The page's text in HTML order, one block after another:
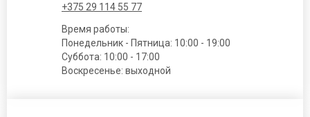
+375 29 114 55 77
Время работы:
Понедельник - Пятница: 10:00 - 19:00
Суббота: 10:00 - 17:00
Воскресенье: выходной